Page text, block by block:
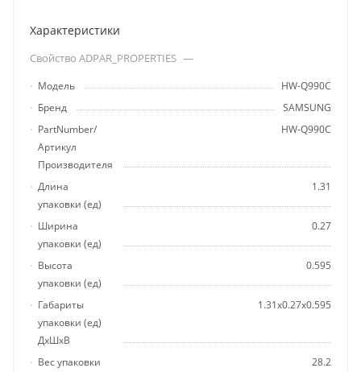
Характеристики
Свойство ADPAR_PROPERTIES —
Модель
HW-Q990C
Бренд
SAMSUNG
PartNumber/
Артикул
Производителя
HW-Q990C
Длина
упаковки (ед)
1.31
Ширина
упаковки (ед)
0.27
Высота
упаковки (ед)
0.595
Габариты
упаковки (ед)
ДхШхВ
1.31x0.27x0.595
Вес упаковки
28.2